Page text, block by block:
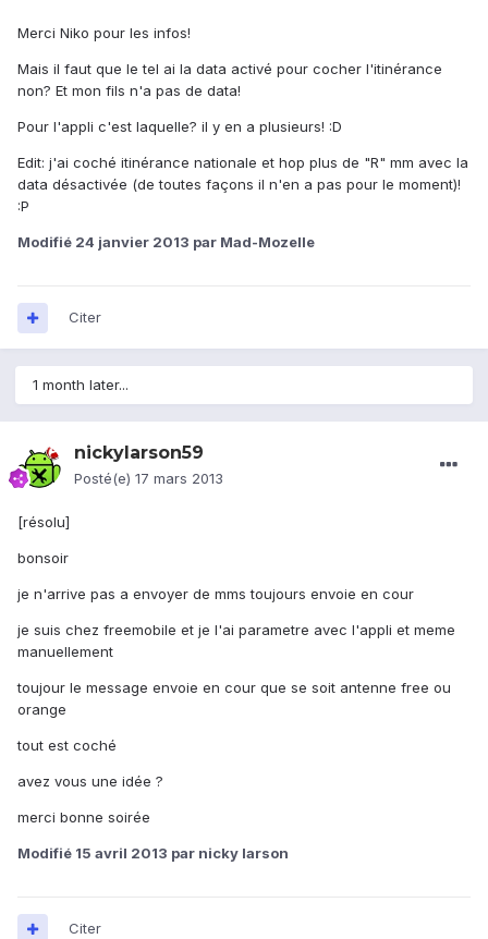
Merci Niko pour les infos!
Mais il faut que le tel ai la data activé pour cocher l'itinérance
non? Et mon fils n'a pas de data!
Pour l'appli c'est laquelle? il y en a plusieurs! :D
Edit: j'ai coché itinérance nationale et hop plus de "R" mm avec la
data désactivée (de toutes façons il n'en a pas pour le moment)!
:P
Modifié 24 janvier 2013 par Mad-Mozelle
Citer
1 month later...
nickylarson59
Posté(e) 17 mars 2013
[résolu]
bonsoir
je n'arrive pas a envoyer de mms toujours envoie en cour
je suis chez freemobile et je l'ai parametre avec l'appli et meme
manuellement
toujour le message envoie en cour que se soit antenne free ou
orange
tout est coché
avez vous une idée ?
merci bonne soirée
Modifié 15 avril 2013 par nicky larson
Citer